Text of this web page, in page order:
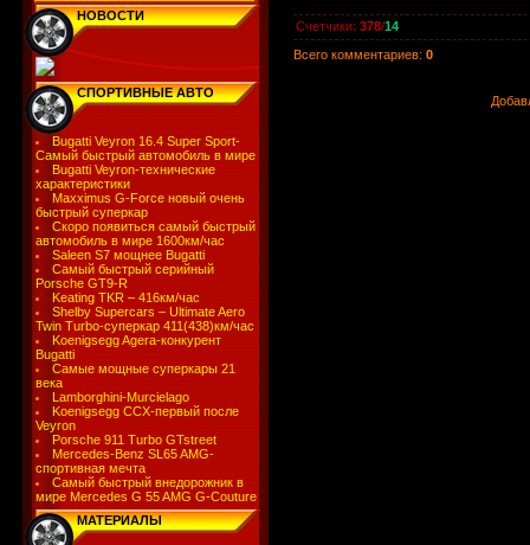
НОВОСТИ
СПОРТИВНЫЕ АВТО
Bugatti Veyron 16.4 Super Sport-
Самый быстрый автомобиль в мире
Bugatti Veyron-технические
характеристики
Maxximus G-Force новый очень
быстрый суперкар
Скоро появиться самый быстрый
автомобиль в мире 1600км/час
Saleen S7 мощнее Bugatti
Самый быстрый серийный
Porsche GT9-R
Keating TKR – 416км/час
Shelby Supercars – Ultimate Aero
Twin Turbo-суперкар 411(438)км/час
Koenigsegg Agera-конкурент
Bugatti
Самые мощные суперкары 21
века
Lamborghini-Murcielago
Koenigsegg CCX-первый после
Veyron
Porsche 911 Turbo GTstreet
Mercedes-Benz SL65 AMG-
спортивная мечта
Самый быстрый внедорожник в
мире Mercedes G 55 AMG G-Couture
МАТЕРИАЛЫ
Счетчики: 378/14
Всего комментариев: 0